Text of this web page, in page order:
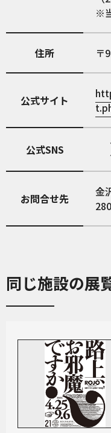
※
住所
公式サイト
公式SNS
お問合せ先
金
同じ施設の展